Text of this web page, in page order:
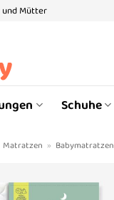
und Mütter
Schuhe
Matratzen » Babymatratzen